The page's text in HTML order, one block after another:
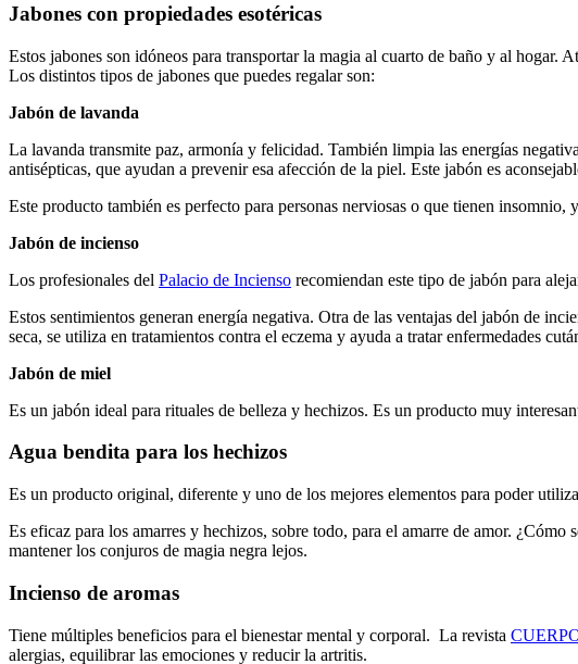
Jabones con propiedades esotéricas
Estos jabones son idóneos para transportar la magia al cuarto de baño y al hogar.
Los distintos tipos de jabones que puedes regalar son:
Jabón de lavanda
La lavanda transmite paz, armonía y felicidad. También limpia las energías
antisépticas, que ayudan a prevenir esa afección de la piel. Este jabón es
Este producto también es perfecto para personas nerviosas o que tienen
Jabón de incienso
Los profesionales del Palacio de Incienso recomiendan este tipo de jabón para
Estos sentimientos generan energía negativa. Otra de las ventajas del jabón de
seca, se utiliza en tratamientos contra el eczema y ayuda a tratar enfermedades
Jabón de miel
Es un jabón ideal para rituales de belleza y hechizos. Es un producto muy
Agua bendita para los hechizos
Es un producto original, diferente y uno de los mejores elementos para poder
Es eficaz para los amarres y hechizos, sobre todo, para el amarre de amor.
mantener los conjuros de magia negra lejos.
Incienso de aromas
Tiene múltiples beneficios para el bienestar mental y corporal. La revista
alergias, equilibrar las emociones y reducir la artritis.